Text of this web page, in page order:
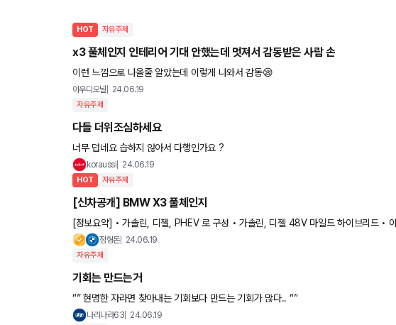
HOT 자유주제
x3 풀체인지 인테리어 기대 안했는데 멋져서 감동받은 사람 손
이런 느낌으로 나올줄 알았는데 이렇게 나와서 감동😪
아우디오널 24.06.19
자유주제
다들 더위조심하세요
너무 덥네요 습하지 않아서 다행인가요 ?
koraussi 24.06.19
HOT 자유주제
[신차공개] BMW X3 풀체인지
[정보요약] • 가솔린, 디젤, PHEV 로 구성 • 가솔린, 디젤 48V 마일드 하이브리드 • 이름에 i 삭제 • 기존 M40i 는
정형돈 24.06.19
자유주제
기회는 만드는거
“” 현명한 자라면 찾아내는 기회보다 만드는 기회가 많다.. “”
나리나라63 24.06.19